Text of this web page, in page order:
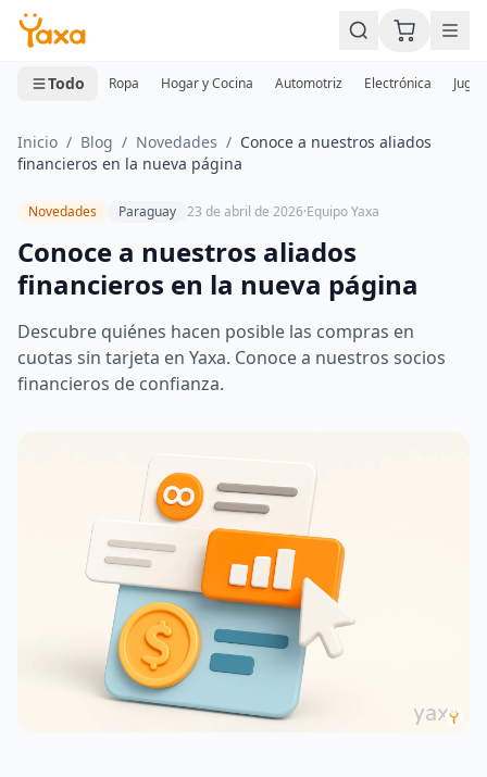
MINI CARRITO
0 productos
Todo Ropa Hogar y Cocina Automotriz Electrónica
Inicio / Blog / Novedades / Conoce a nuestros aliados
financieros en la nueva página
Novedades Paraguay 23 de abril de 2026·Equipo Yaxa
Conoce a nuestros aliados
financieros en la nueva página
Descubre quiénes hacen posible las compras en
cuotas sin tarjeta en Yaxa. Conoce a nuestros socios
financieros de confianza.